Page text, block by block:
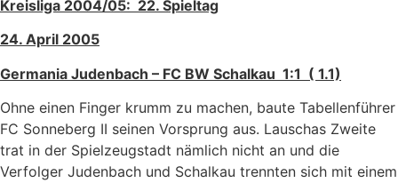
Kreisliga 2004/05: 22. Spieltag
24. April 2005
Germania Judenbach – FC BW Schalkau 1:1 ( 1.1)
Ohne einen Finger krumm zu machen, baute Tabellenführer
FC Sonneberg II seinen Vorsprung aus. Lauschas Zweite
trat in der Spielzeugstadt nämlich nicht an und die
Verfolger Judenbach und Schalkau trennten sich mit einem